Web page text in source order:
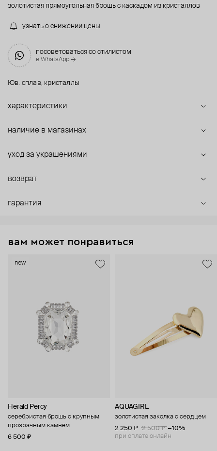
золотистая прямоугольная брошь с каскадом из кристаллов
узнать о снижении цены
посоветоваться со стилистом
в WhatsApp →
Юв. сплав, кристаллы
характеристики
наличие в магазинах
уход за украшениями
возврат
гарантия
вам может понравиться
new
Herald Percy
серебристая брошь с крупным
прозрачным камнем
6 500 ₽
AQUAGIRL
золотистая заколка с сердцем
2 250 ₽
2 500 ₽ −10%
при оплате онлайн